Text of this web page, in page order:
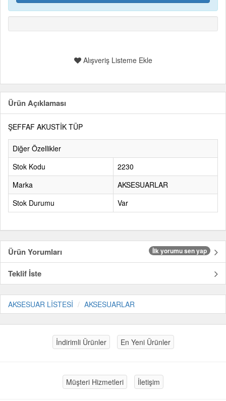
Alışveriş Listeme Ekle
Ürün Açıklaması
ŞEFFAF AKUSTİK TÜP
Diğer Özellikler
Stok Kodu
2230
Marka
AKSESUARLAR
Stok Durumu
Var
Ürün Yorumları İlk yorumu sen yap
Teklif İste
AKSESUAR LİSTESİ AKSESUARLAR
İndirimli Ürünler En Yeni Ürünler
Müşteri Hizmetleri İletişim